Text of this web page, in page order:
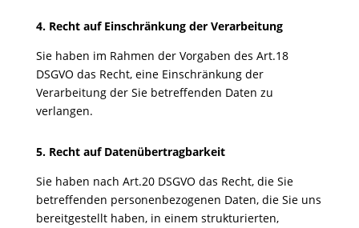
4. Recht auf Einschränkung der Verarbeitung
Sie haben im Rahmen der Vorgaben des Art.18
DSGVO das Recht, eine Einschränkung der
Verarbeitung der Sie betreffenden Daten zu
verlangen.
5. Recht auf Datenübertragbarkeit
Sie haben nach Art.20 DSGVO das Recht, die Sie
betreffenden personenbezogenen Daten, die Sie uns
bereitgestellt haben, in einem strukturierten,